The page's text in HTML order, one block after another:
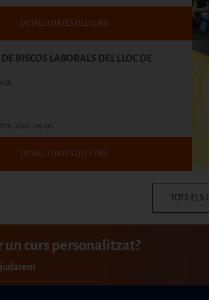
DETALL I DATES DEL CURS
RISCOS LABORALS DEL LLOC DE
10, 2026 - 09:00
DETALL I DATES DEL CURS
TOTS ELS
un curs personalitzat?